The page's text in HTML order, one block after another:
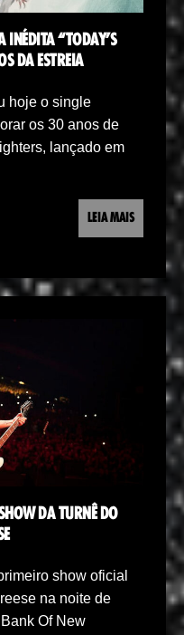
INÉDITA “TODAY’S
DA ESTREIA
hoje o single
os 30 anos de
lançado em
LEIA MAIS
DA TURNÊ DO
show oficial
na noite de
Of New